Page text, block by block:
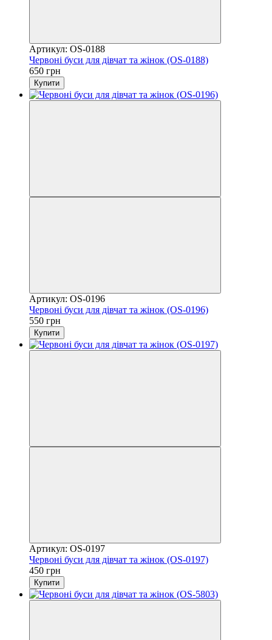
Артикул: OS-0188
Червоні буси для дівчат та жінок (OS-0188)
650 грн
Купити
Артикул: OS-0196
Червоні буси для дівчат та жінок (OS-0196)
550 грн
Купити
Артикул: OS-0197
Червоні буси для дівчат та жінок (OS-0197)
450 грн
Купити